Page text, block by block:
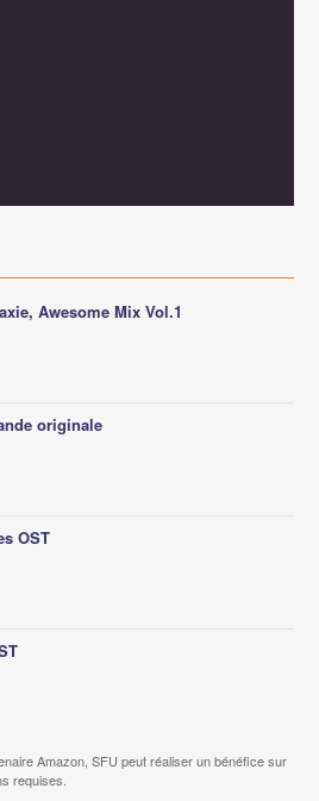
Awesome Mix Vol.1
originale
OST
Amazon, SFU peut réaliser un bénéfice sur
requises.